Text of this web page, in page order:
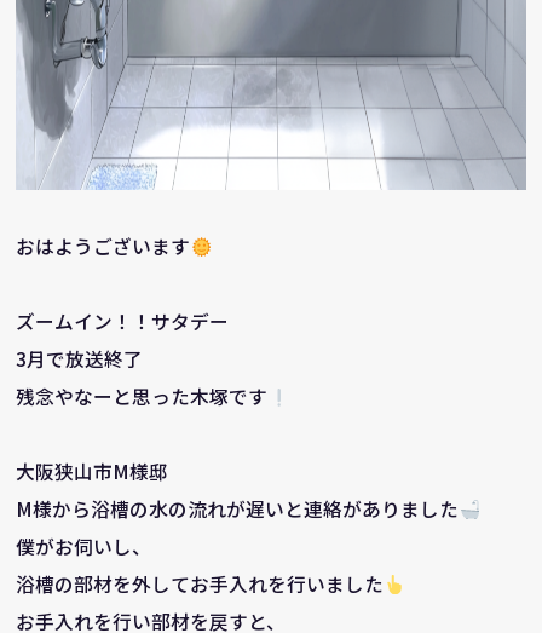
おはようございます
ズームイン！！サタデー
3月で放送終了
残念やなーと思った木塚です
大阪狭山市M様邸
M様から浴槽の水の流れが遅いと連絡がありました
僕がお伺いし、
浴槽の部材を外してお手入れを行いました
お手入れを行い部材を戻すと、